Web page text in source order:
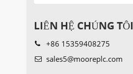
LIÊN HỆ CHÚNG TÔI
+86 15359408275
sales5@mooreplc.com